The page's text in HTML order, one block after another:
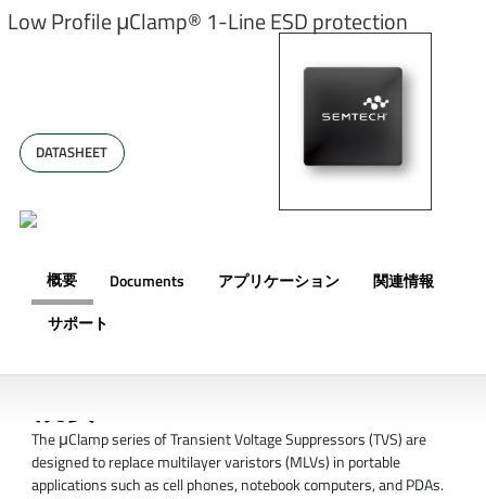
Low Profile μClamp® 1-Line ESD protection
DATASHEET
概要 Documents アプリケーション
関連情報
サポート
The μClamp series of Transient Voltage Suppressors (TVS) are
designed to replace multilayer varistors (MLVs) in portable
applications such as cell phones, notebook computers, and PDAs.